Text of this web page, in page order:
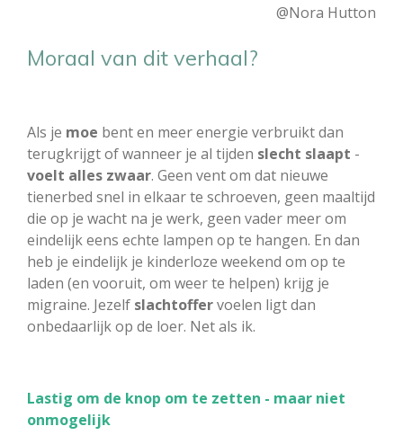
@Nora Hutton
Moraal van dit verhaal?
Als je moe bent en meer energie verbruikt dan
terugkrijgt of wanneer je al tijden slecht slaapt -
voelt alles zwaar. Geen vent om dat nieuwe
tienerbed snel in elkaar te schroeven, geen maaltijd
die op je wacht na je werk, geen vader meer om
eindelijk eens echte lampen op te hangen. En dan
heb je eindelijk je kinderloze weekend om op te
laden (en vooruit, om weer te helpen) krijg je
migraine. Jezelf slachtoffervoelen ligt dan
onbedaarlijk op de loer. Net als ik.
Lastig om de knop om te zetten - maar niet
onmogelijk